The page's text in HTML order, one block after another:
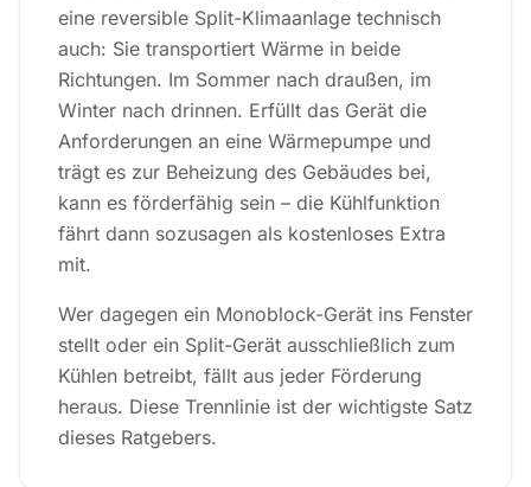
eine reversible Split-Klimaanlage technisch
auch: Sie transportiert Wärme in beide
Richtungen. Im Sommer nach draußen, im
Winter nach drinnen. Erfüllt das Gerät die
Anforderungen an eine Wärmepumpe und
trägt es zur Beheizung des Gebäudes bei,
kann es förderfähig sein – die Kühlfunktion
fährt dann sozusagen als kostenloses Extra
mit.
Wer dagegen ein Monoblock-Gerät ins Fenster
stellt oder ein Split-Gerät ausschließlich zum
Kühlen betreibt, fällt aus jeder Förderung
heraus. Diese Trennlinie ist der wichtigste Satz
dieses Ratgebers.